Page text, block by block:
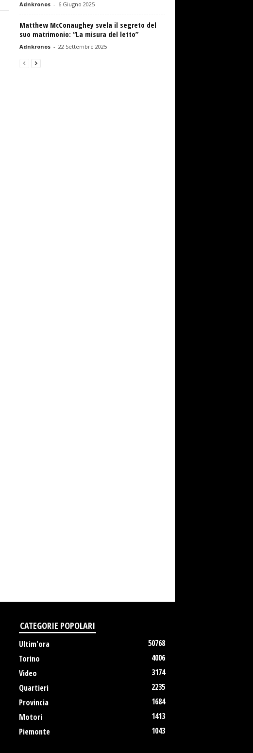
Adnkronos - 6 Giugno 2025
Matthew McConaughey svela il segreto del
suo matrimonio: “La misura del letto”
Adnkronos - 22 Settembre 2025
CATEGORIE POPOLARI
Ultim'ora
50768
Torino
4006
Video
3174
Quartieri
2235
Provincia
1684
Motori
1413
Piemonte
1043